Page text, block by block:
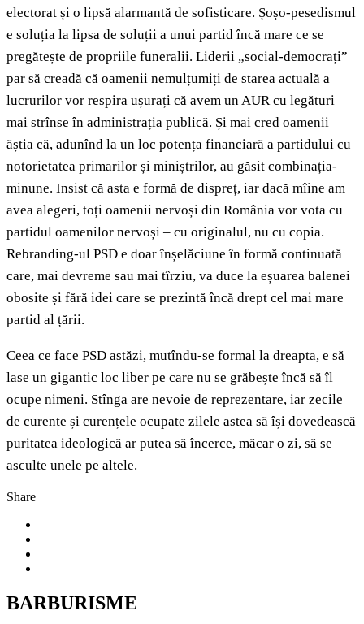
electorat și o lipsă alarmantă de sofisticare. Șoșo-pesedismul
e soluția la lipsa de soluții a unui partid încă mare ce se
pregătește de propriile funeralii. Liderii „social-democrați”
par să creadă că oamenii nemulțumiți de starea actuală a
lucrurilor vor respira ușurați că avem un AUR cu legături
mai strînse în administrația publică. Și mai cred oamenii
ăștia că, adunînd la un loc potența financiară a partidului cu
notorietatea primarilor și miniștrilor, au găsit combinația-
minune. Insist că asta e formă de dispreț, iar dacă mîine am
avea alegeri, toți oamenii nervoși din România vor vota cu
partidul oamenilor nervoși – cu originalul, nu cu copia.
Rebranding-ul PSD e doar înșelăciune în formă continuată
care, mai devreme sau mai tîrziu, va duce la eșuarea balenei
obosite și fără idei care se prezintă încă drept cel mai mare
partid al țării.
Ceea ce face PSD astăzi, mutîndu-se formal la dreapta, e să
lase un gigantic loc liber pe care nu se grăbește încă să îl
ocupe nimeni. Stînga are nevoie de reprezentare, iar zecile
de curente și curențele ocupate zilele astea să își dovedească
puritatea ideologică ar putea să încerce, măcar o zi, să se
asculte unele pe altele.
Share
BARBURISME